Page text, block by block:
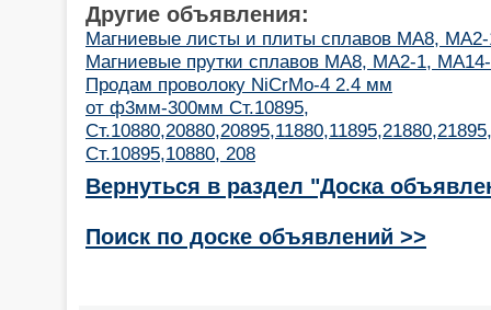
Другие объявления:
Магниевые листы и плиты сплавов МА8,
Магниевые прутки сплавов МА8, МА2-1,
Продам проволоку NiCrMo-4 2.4 мм
от ф3мм-300мм Ст.10895,
Ст.10895,10880, 208
Вернуться в раздел "Доска
Поиск по доске объявлений >>